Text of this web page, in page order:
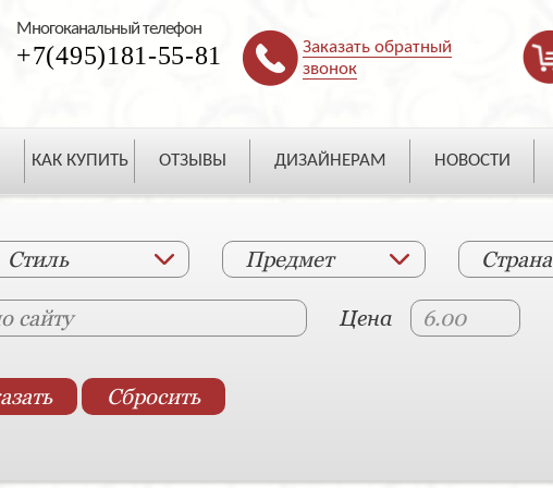
Многоканальный телефон
+7(495)181-55-81
Заказать обратный
звонок
КАК КУПИТЬ ОТЗЫВЫ ДИЗАЙНЕРАМ НОВОСТИ
Стиль Предмет Страна
Цена